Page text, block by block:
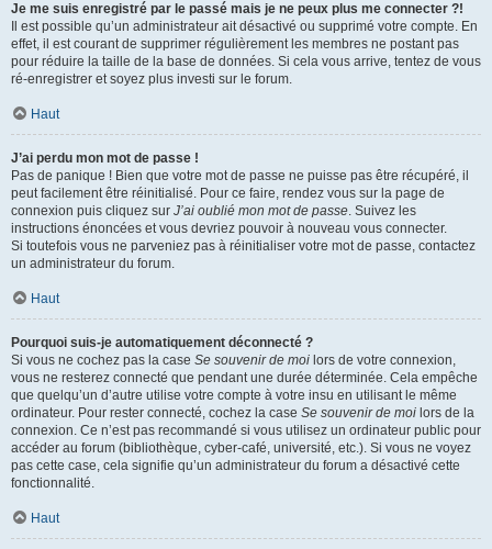
Je me suis enregistré par le passé mais je ne peux plus me connecter ?!
Il est possible qu’un administrateur ait désactivé ou supprimé votre compte. En
effet, il est courant de supprimer régulièrement les membres ne postant pas
pour réduire la taille de la base de données. Si cela vous arrive, tentez de vous
ré-enregistrer et soyez plus investi sur le forum.
Haut
J’ai perdu mon mot de passe !
Pas de panique ! Bien que votre mot de passe ne puisse pas être récupéré, il
peut facilement être réinitialisé. Pour ce faire, rendez vous sur la page de
connexion puis cliquez sur J’ai oublié mon mot de passe. Suivez les
instructions énoncées et vous devriez pouvoir à nouveau vous connecter.
Si toutefois vous ne parveniez pas à réinitialiser votre mot de passe, contactez
un administrateur du forum.
Haut
Pourquoi suis-je automatiquement déconnecté ?
Si vous ne cochez pas la case Se souvenir de moi lors de votre connexion,
vous ne resterez connecté que pendant une durée déterminée. Cela empêche
que quelqu’un d’autre utilise votre compte à votre insu en utilisant le même
ordinateur. Pour rester connecté, cochez la case Se souvenir de moi lors de la
connexion. Ce n’est pas recommandé si vous utilisez un ordinateur public pour
accéder au forum (bibliothèque, cyber-café, université, etc.). Si vous ne voyez
pas cette case, cela signifie qu’un administrateur du forum a désactivé cette
fonctionnalité.
Haut